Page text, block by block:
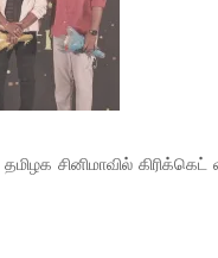
சினிமாவில் கிரிக்கெட்